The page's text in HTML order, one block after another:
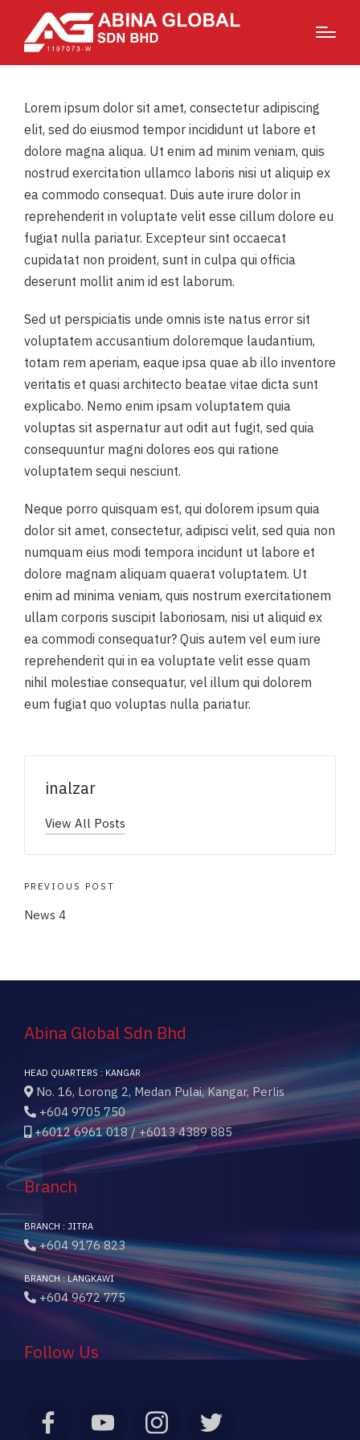
Lorem ipsum dolor sit amet, consectetur adipiscing
elit, sed do eiusmod tempor incididunt ut labore et
dolore magna aliqua. Ut enim ad minim veniam, quis
nostrud exercitation ullamco laboris nisi ut aliquip ex
ea commodo consequat. Duis aute irure dolor in
reprehenderit in voluptate velit esse cillum dolore eu
fugiat nulla pariatur. Excepteur sint occaecat
cupidatat non proident, sunt in culpa qui officia
deserunt mollit anim id est laborum.
Sed ut perspiciatis unde omnis iste natus error sit
voluptatem accusantium doloremque laudantium,
totam rem aperiam, eaque ipsa quae ab illo inventore
veritatis et quasi architecto beatae vitae dicta sunt
explicabo. Nemo enim ipsam voluptatem quia
voluptas sit aspernatur aut odit aut fugit, sed quia
consequuntur magni dolores eos qui ratione
voluptatem sequi nesciunt.
Neque porro quisquam est, qui dolorem ipsum quia
dolor sit amet, consectetur, adipisci velit, sed quia non
numquam eius modi tempora incidunt ut labore et
dolore magnam aliquam quaerat voluptatem. Ut
enim ad minima veniam, quis nostrum exercitationem
ullam corporis suscipit laboriosam, nisi ut aliquid ex
ea commodi consequatur? Quis autem vel eum iure
reprehenderit qui in ea voluptate velit esse quam
nihil molestiae consequatur, vel illum qui dolorem
eum fugiat quo voluptas nulla pariatur.
inalzar
View All Posts
PREVIOUS POST
News 4
Abina Global Sdn Bhd
HEAD QUARTERS : KANGAR
No. 16, Lorong 2, Medan Pulai, Kangar, Perlis
+604 9705 750
+6012 6961 018 / +6013 4389 885
Branch
BRANCH : JITRA
+604 9176 823
BRANCH : LANGKAWI
+604 9672 775
Follow Us